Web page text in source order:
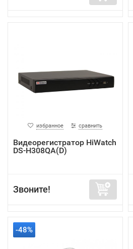
избранное сравнить
Видеорегистратор HiWatch
DS-H308QA(D)
Звоните!
-48%